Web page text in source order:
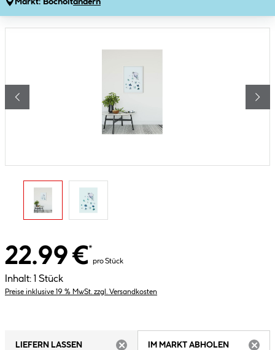
Markt: Bocholtändern
22.99 €*
pro Stück
Inhalt: 1 Stück
Preise inklusive 19 % MwSt. zzgl. Versandkosten
LIEFERN LASSEN
IM MARKT ABHOLEN